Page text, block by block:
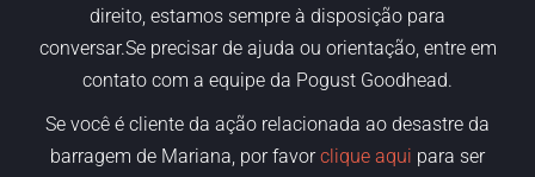
direito, estamos sempre à disposição para
conversar.Se precisar de ajuda ou orientação, entre em
contato com a equipe da Pogust Goodhead.
Se você é cliente da ação relacionada ao desastre da
barragem de Mariana, por favorclique aqui para ser